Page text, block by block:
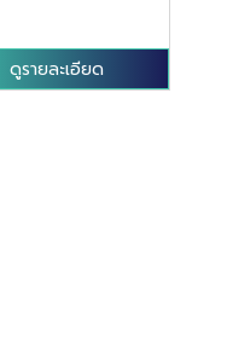
ดูรายละเอียด